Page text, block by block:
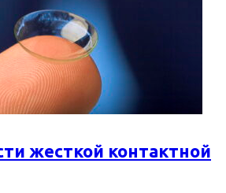
жесткой контактной